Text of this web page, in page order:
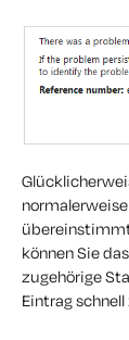
können Sie
zugehörige
Eintrag